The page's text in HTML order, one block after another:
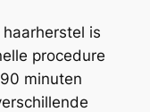
haarherstel is
procedure
minuten